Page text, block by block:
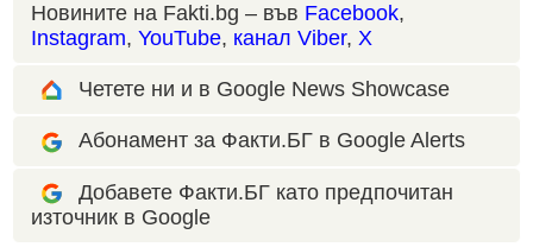
Новините на Fakti.bg – във Facebook,
Instagram, YouTube, канал Viber, X
Четете ни и в Google News Showcase
Абонамент за Факти.БГ в Google Alerts
Добавете Факти.БГ като предпочитан
източник в Google